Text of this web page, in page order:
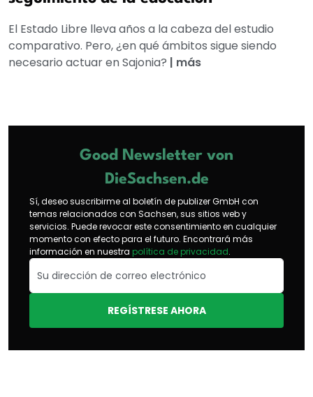
El Estado Libre lleva años a la cabeza del estudio
comparativo. Pero, ¿en qué ámbitos sigue siendo
necesario actuar en Sajonia? | más
Good Newsletter von
DieSachsen.de
Sí, deseo suscribirme al boletín de publizer GmbH con
temas relacionados con Sachsen, sus sitios web y
servicios. Puede revocar este consentimiento en cualquier
momento con efecto para el futuro. Encontrará más
información en nuestra política de privacidad.
REGÍSTRESE AHORA